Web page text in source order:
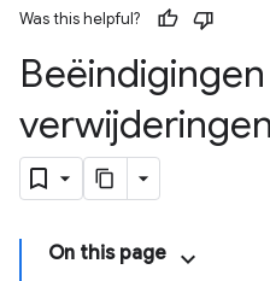
Was this helpful?
On this page